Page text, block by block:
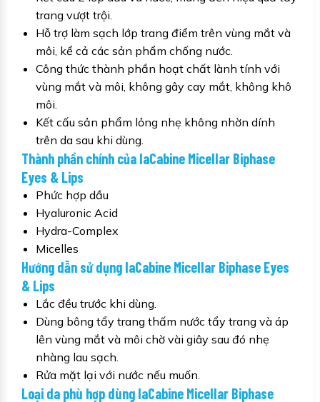
trang vượt trội.
Hỗ trợ làm sạch lớp trang điểm trên vùng mắt và
môi, kể cả các sản phẩm chống nước.
Công thức thành phần hoạt chất lành tính với
vùng mắt và môi, không gây cay mắt, không khô
môi.
Kết cấu sản phẩm lỏng nhẹ không nhờn dính
trên da sau khi dùng.
Thành phần chính của laCabine Micellar Biphase
Eyes & Lips
Phức hợp dầu
Hyaluronic Acid
Hydra-Complex
Micelles
Hướng dẫn sử dụng laCabine Micellar Biphase Eyes
& Lips
Lắc đều trước khi dùng.
Dùng bông tẩy trang thấm nước tẩy trang và áp
lên vùng mắt và môi chờ vài giây sau đó nhẹ
nhàng lau sạch.
Rửa mặt lại với nước nếu muốn.
Loại da phù hợp dùng laCabine Micellar Biphase